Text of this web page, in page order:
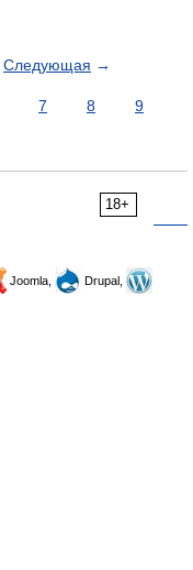
Следующая →
7 8
9
18+
Joomla,
Drupal,